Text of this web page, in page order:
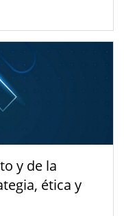
y de la
ética y